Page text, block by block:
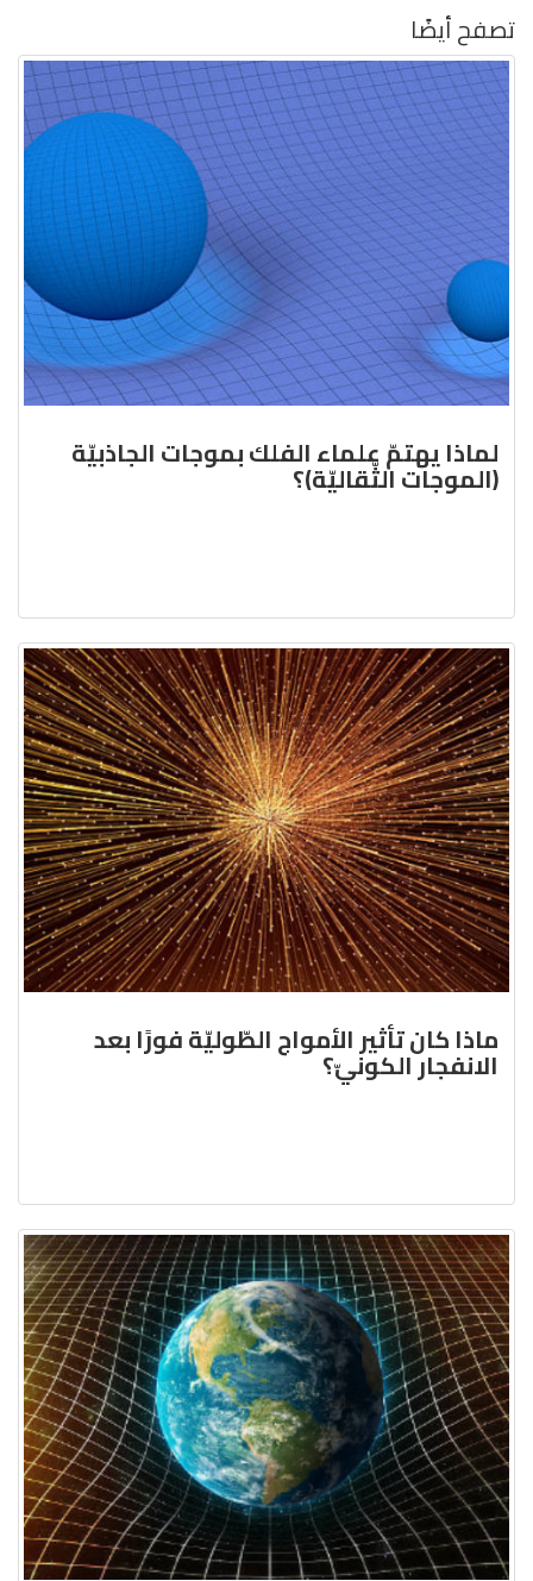
تصفح أيضًا
لماذا يهتمّ علماء الفلك بموجات الجاذبيّة
(الموجات الثّقاليّة)؟
ماذا كان تأثير الأمواج الطّوليّة فورًا بعد
الانفجار الكونيّ؟